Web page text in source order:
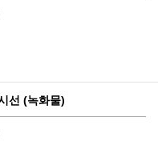
선 (녹화물)